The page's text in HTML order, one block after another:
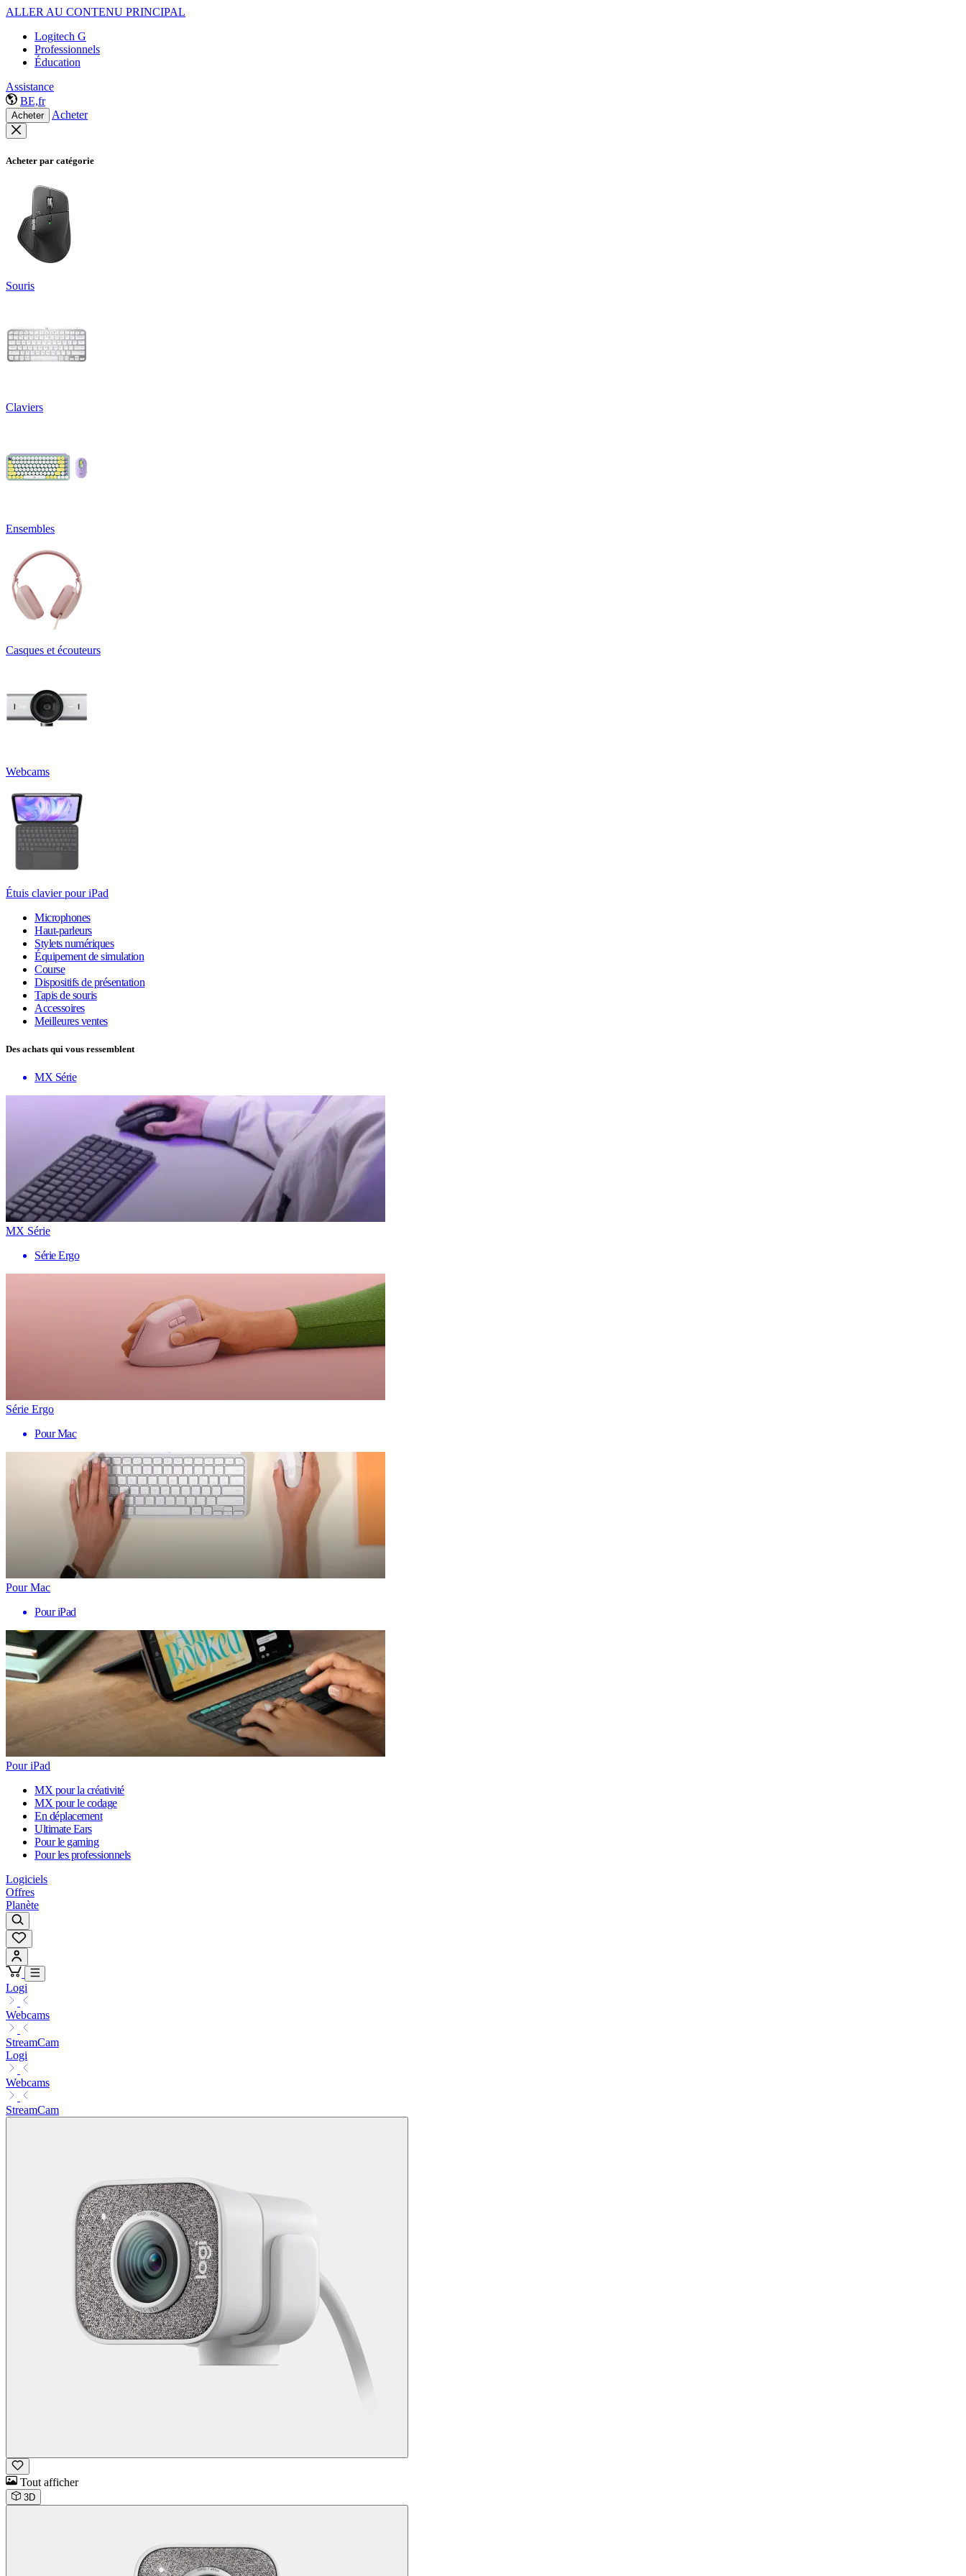
ALLER AU CONTENU PRINCIPAL
Logitech G
Professionnels
Éducation
Assistance
BE,fr
Acheter Acheter
Acheter par catégorie
Souris
Claviers
Ensembles
Casques et écouteurs
Webcams
Étuis clavier pour iPad
Microphones
Haut-parleurs
Stylets numériques
Équipement de simulation
Course
Dispositifs de présentation
Tapis de souris
Accessoires
Meilleures ventes
Des achats qui vous ressemblent
MX Série
MX Série
Série Ergo
Série Ergo
Pour Mac
Pour Mac
Pour iPad
Pour iPad
MX pour la créativité
MX pour le codage
En déplacement
Ultimate Ears
Pour le gaming
Pour les professionnels
Logiciels
Offres
Planète
Logi
Webcams
StreamCam
Logi
Webcams
StreamCam
Tout afficher
3D